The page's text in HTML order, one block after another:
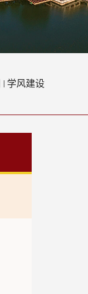
学风建设